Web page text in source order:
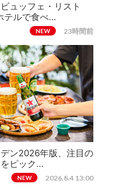
ュッフェ・リスト
テルで食べ…
NEW 23時間前
ン2026年版、注目の
ピック…
NEW 2026.8.4 13:00